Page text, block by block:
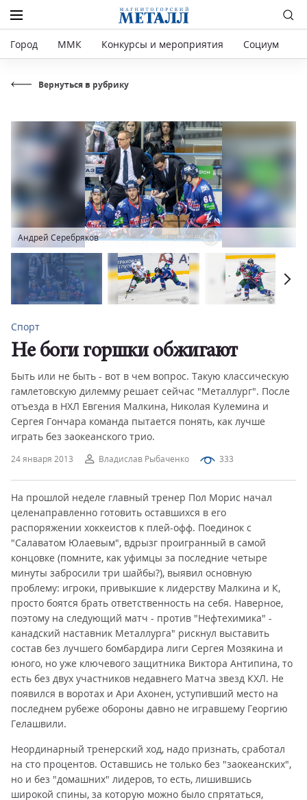
Город ММК Конкурсы и мероприятия Социум
Вернуться в рубрику
24 января 2013 Владислав Рыбаченко 333
Спорт
Не боги горшки обжигают
Быть или не быть - вот в чем вопрос. Такую классическую
гамлетовскую дилемму решает сейчас "Металлург". После
отъезда в НХЛ Евгения Малкина, Николая Кулемина и
Сергея Гончара команда пытается понять, как лучше
играть без заокеанского трио.
Андрей Серебряков
На прошлой неделе главный тренер Пол Морис начал
целенаправленно готовить оставшихся в его
распоряжении хоккеистов к плей-офф. Поединок с
"Салаватом Юлаевым", вдрызг проигранный в самой
концовке (помните, как уфимцы за последние четыре
минуты забросили три шайбы?), выявил основную
проблему: игроки, привыкшие к лидерству Малкина и К,
просто боятся брать ответственность на себя. Наверное,
поэтому на следующий матч - против "Нефтехимика" -
канадский наставник Металлурга" рискнул выставить
состав без лучшего бомбардира лиги Сергея Мозякина и
юного, но уже ключевого защитника Виктора Антипина, то
есть без двух участников недавнего Матча звезд КХЛ. Не
появился в воротах и Ари Ахонен, уступивший место на
последнем рубеже обороны давно не игравшему Георгию
Гелашвили.
Неординарный тренерский ход, надо признать, сработал
на сто процентов. Оставшись не только без "заокеанских",
но и без "домашних" лидеров, то есть, лишившись
широкой спины, за которую можно было спрятаться,